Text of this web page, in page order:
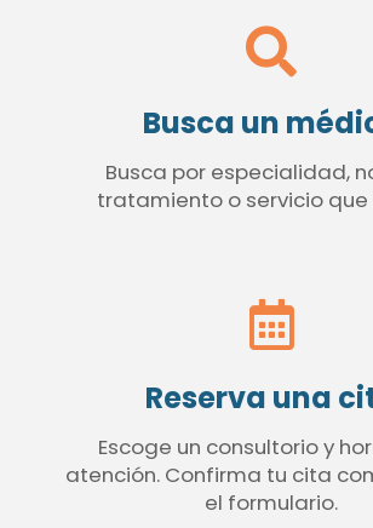
Busca un
Busca por especialidad,
tratamiento o servicio que
Reserva una
Escoge un consultorio y
atención. Confirma tu cita
el formulario.